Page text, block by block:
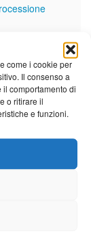
come i cookie per
Il consenso a
comportamento di
o ritirare il
e funzioni.